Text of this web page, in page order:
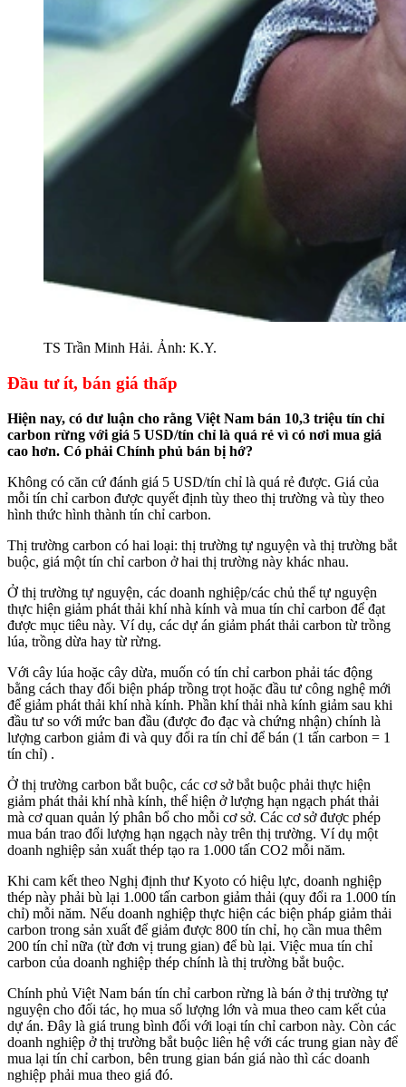
TS Trần Minh Hải. Ảnh: K.Y.
Đầu tư ít, bán giá thấp
Hiện nay, có dư luận cho rằng Việt Nam bán 10,3 triệu tín chỉ
carbon rừng với giá 5 USD/tín chỉ là quá rẻ vì có nơi mua giá
cao hơn. Có phải Chính phủ bán bị hớ?
Không có căn cứ đánh giá 5 USD/tín chỉ là quá rẻ được. Giá của
mỗi tín chỉ carbon được quyết định tùy theo thị trường và tùy theo
hình thức hình thành tín chỉ carbon.
Thị trường carbon có hai loại: thị trường tự nguyện và thị trường bắt
buộc, giá một tín chỉ carbon ở hai thị trường này khác nhau.
Ở thị trường tự nguyện, các doanh nghiệp/các chủ thể tự nguyện
thực hiện giảm phát thải khí nhà kính và mua tín chỉ carbon để đạt
được mục tiêu này. Ví dụ, các dự án giảm phát thải carbon từ trồng
lúa, trồng dừa hay từ rừng.
Với cây lúa hoặc cây dừa, muốn có tín chỉ carbon phải tác động
bằng cách thay đổi biện pháp trồng trọt hoặc đầu tư công nghệ mới
để giảm phát thải khí nhà kính. Phần khí thải nhà kính giảm sau khi
đầu tư so với mức ban đầu (được đo đạc và chứng nhận) chính là
lượng carbon giảm đi và quy đổi ra tín chỉ để bán (1 tấn carbon = 1
tín chỉ) .
Ở thị trường carbon bắt buộc, các cơ sở bắt buộc phải thực hiện
giảm phát thải khí nhà kính, thể hiện ở lượng hạn ngạch phát thải
mà cơ quan quản lý phân bổ cho mỗi cơ sở. Các cơ sở được phép
mua bán trao đổi lượng hạn ngạch này trên thị trường. Ví dụ một
doanh nghiệp sản xuất thép tạo ra 1.000 tấn CO2 mỗi năm.
Khi cam kết theo Nghị định thư Kyoto có hiệu lực, doanh nghiệp
thép này phải bù lại 1.000 tấn carbon giảm thải (quy đổi ra 1.000 tín
chỉ) mỗi năm. Nếu doanh nghiệp thực hiện các biện pháp giảm thải
carbon trong sản xuất để giảm được 800 tín chỉ, họ cần mua thêm
200 tín chỉ nữa (từ đơn vị trung gian) để bù lại. Việc mua tín chỉ
carbon của doanh nghiệp thép chính là thị trường bắt buộc.
Chính phủ Việt Nam bán tín chỉ carbon rừng là bán ở thị trường tự
nguyện cho đối tác, họ mua số lượng lớn và mua theo cam kết của
dự án. Đây là giá trung bình đối với loại tín chỉ carbon này. Còn các
doanh nghiệp ở thị trường bắt buộc liên hệ với các trung gian này để
mua lại tín chỉ carbon, bên trung gian bán giá nào thì các doanh
nghiệp phải mua theo giá đó.